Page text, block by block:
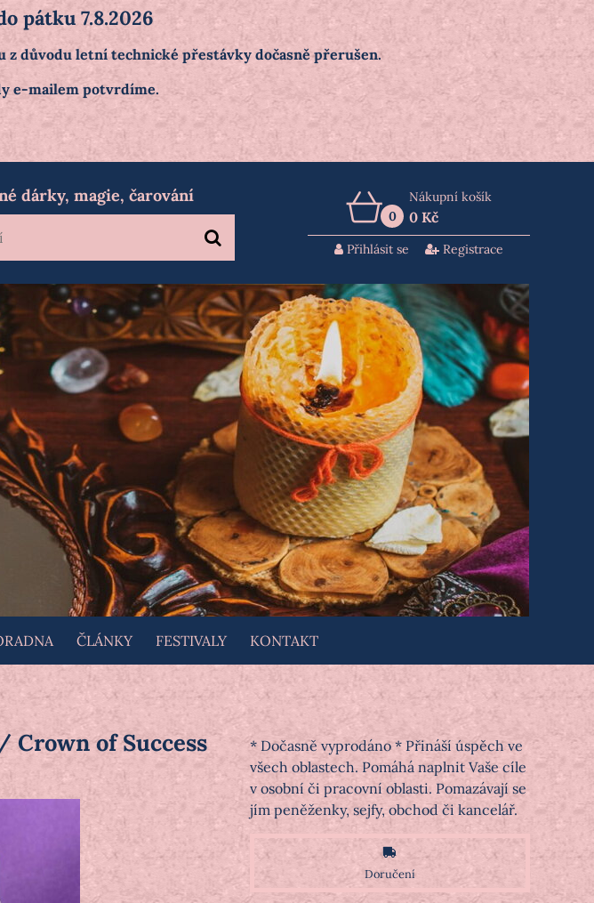
pátku 7.8.2026
z důvodu letní technické přestávky dočasně přerušen.
e-mailem potvrdíme.
dárky, magie, čarování
0
Nákupní košík
0 Kč
Přihlásit se Registrace
ČLÁNKY FESTIVALY KONTAKT
Crown of Success
* Dočasně vyprodáno * Přináší úspěch ve
všech oblastech. Pomáhá naplnit Vaše cíle
v osobní či pracovní oblasti. Pomazávají se
jím peněženky, sejfy, obchod či kancelář.
Doručení